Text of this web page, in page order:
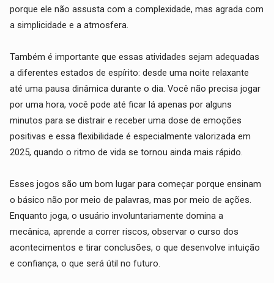
porque ele não assusta com a complexidade, mas agrada com
a simplicidade e a atmosfera.
Também é importante que essas atividades sejam adequadas
a diferentes estados de espírito: desde uma noite relaxante
até uma pausa dinâmica durante o dia. Você não precisa jogar
por uma hora, você pode até ficar lá apenas por alguns
minutos para se distrair e receber uma dose de emoções
positivas e essa flexibilidade é especialmente valorizada em
2025, quando o ritmo de vida se tornou ainda mais rápido.
Esses jogos são um bom lugar para começar porque ensinam
o básico não por meio de palavras, mas por meio de ações.
Enquanto joga, o usuário involuntariamente domina a
mecânica, aprende a correr riscos, observar o curso dos
acontecimentos e tirar conclusões, o que desenvolve intuição
e confiança, o que será útil no futuro.